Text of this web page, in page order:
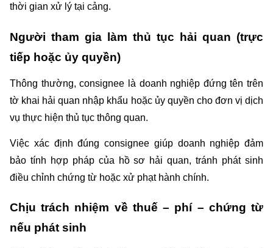
thời gian xử lý tại cảng.
Người tham gia làm thủ tục hải quan (trực
tiếp hoặc ủy quyền)
Thông thường, consignee là doanh nghiệp đứng tên trên
tờ khai hải quan nhập khẩu hoặc ủy quyền cho đơn vị dịch
vụ thực hiện thủ tục thông quan.
Việc xác định đúng consignee giúp doanh nghiệp đảm
bảo tính hợp pháp của hồ sơ hải quan, tránh phát sinh
điều chỉnh chứng từ hoặc xử phạt hành chính.
Chịu trách nhiệm về thuế – phí – chứng từ
nếu phát sinh